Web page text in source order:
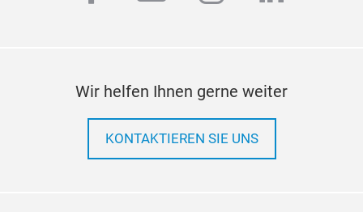
Wir helfen Ihnen gerne weiter
KONTAKTIEREN SIE UNS